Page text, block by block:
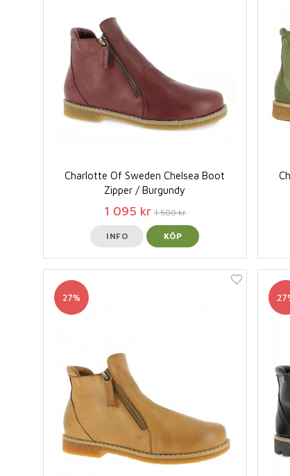
Charlotte Of Sweden Chelsea Boot
Zipper / Burgundy
1 095 kr 1 500 kr
INFO KÖP
27%